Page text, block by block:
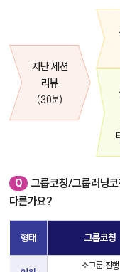
지난 세션
리뷰
(30분)
Q
그룹코칭/그룹러닝
다른가요?
그
룹/
룹
형태 그룹코칭
소그룹 진행